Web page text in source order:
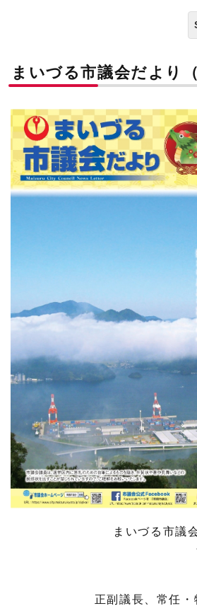
まいづる市議会だより
まいづる市議
正副議長、常任・